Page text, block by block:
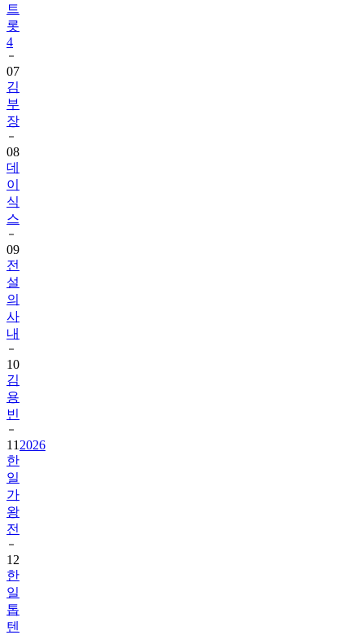
트
롯
4
07
김
부
장
08
데
이
식
스
09
전
설
의
사
내
10
김
용
빈
11 2026
한
일
가
왕
전
12
한
일
톱
텐